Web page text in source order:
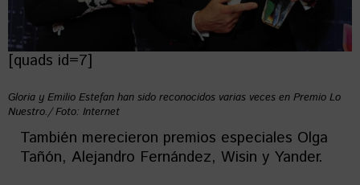
[quads id=7]
Gloria y Emilio Estefan han sido reconocidos varias veces en Premio Lo
Nuestro./ Foto: Internet
También merecieron premios especiales Olga
Tañón, Alejandro Fernández, Wisin y Yander.